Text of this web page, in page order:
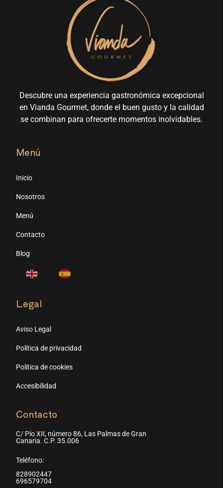
Descubre una experiencia gastronómica excepcional
en Vianda Gourmet, donde el buen gusto y la calidad
se combinan para ofrecerte momentos inolvidables.
Menú
Inicio
Nosotros
Menú
Contacto
Blog
Legal
Aviso Legal
Política de privacidad
Política de cookies
Accesibilidad
Contacto
C/ Pío XII, número 86, Las Palmas de Gran
Canaria. C.P. 35.006
Teléfono:
828902447
696579704